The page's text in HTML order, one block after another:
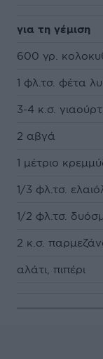
για τη γέμιση
600 γρ.
1 φλ.τσ. φέτα
3-4 κ.σ.
2 αβγά
1 μέτριο
1/3 φλ.τσ.
1/2 φλ.τσ.
2 κ.σ.
αλάτι, πιπέρι